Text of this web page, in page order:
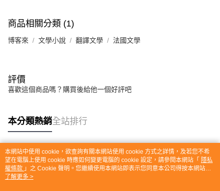
商品相關分類 (1)
博客來 文學小說 翻譯文學 法國文學
評價
喜歡這個商品嗎？購買後給他一個好評吧
本分類熱銷全站排行
熱門標籤
本網站中使用 cookie，欲查詢有關本網站使用 cookie 方式之詳情，及若您不希
望在電腦上使用 cookie 時應如何變更電腦的 cookie 設定，請參閱本網站「 隱私
權條款 」之 Cookie 聲明。您繼續使用本網站即表示您同意本公司得按本網站使
用條款之 Cookie 聲明使用 cookie。
了解更多 >